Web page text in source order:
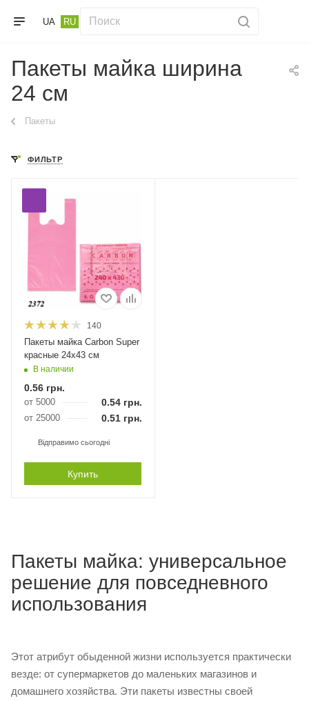
UA RU
Пакеты майка ширина
24 см
Пакеты
ФИЛЬТР
140
Пакеты майка Carbon Super
красные 24х43 см
В наличии
0.56 грн.
от 5000 0.54грн.
от 25000 0.51грн.
Відправимо сьогодні
Купить
Пакеты майка: универсальное
решение для повседневного
использования
Этот атрибут обыденной жизни используется практически
везде: от супермаркетов до маленьких магазинов и
домашнего хозяйства. Эти пакеты известны своей